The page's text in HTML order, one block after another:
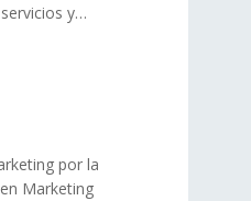
y…
por la
Marketing